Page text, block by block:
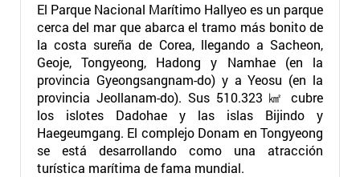
El Parque Nacional Marítimo Hallyeo es un parque
cerca del mar que abarca el tramo más bonito de
la costa sureña de Corea, llegando a Sacheon,
Geoje, Tongyeong, Hadong y Namhae (en la
provincia Gyeongsangnam-do) y a Yeosu (en la
provincia Jeollanam-do). Sus 510.323 ㎢ cubre
los islotes Dadohae y las islas Bijindo y
Haegeumgang. El complejo Donam en Tongyeong
se está desarrollando como una atracción
turística marítima de fama mundial.